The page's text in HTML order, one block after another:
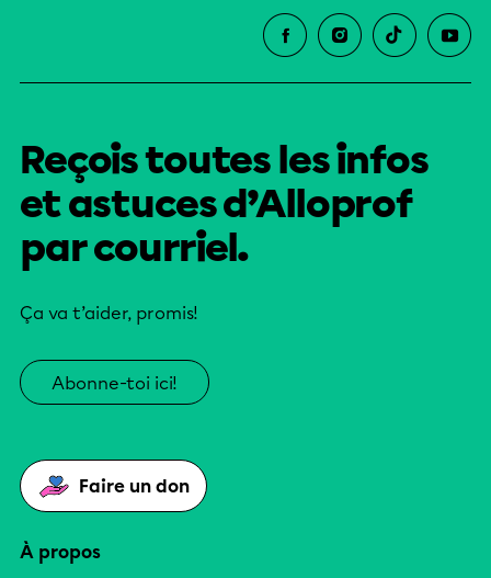
Reçois toutes les infos
et astuces d’Alloprof
par courriel.
Ça va t’aider, promis!
Abonne-toi ici!
Faire un don
À propos